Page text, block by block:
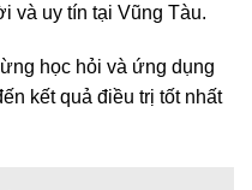
và uy tín tại Vũng Tàu.
học hỏi và ứng dụng
kết quả điều trị tốt nhất